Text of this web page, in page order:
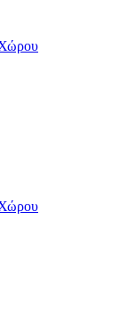
Χώρου
Χώρου